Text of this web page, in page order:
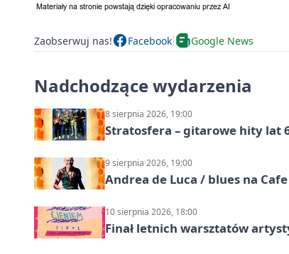
Zaobserwuj nas! Facebook Google News
Nadchodzące wydarzenia
8 sierpnia 2026, 19:00
Stratosfera – gitarowe hity lat
9 sierpnia 2026, 19:00
Andrea de Luca / blues na
10 sierpnia 2026, 18:00
Finał letnich warsztatów